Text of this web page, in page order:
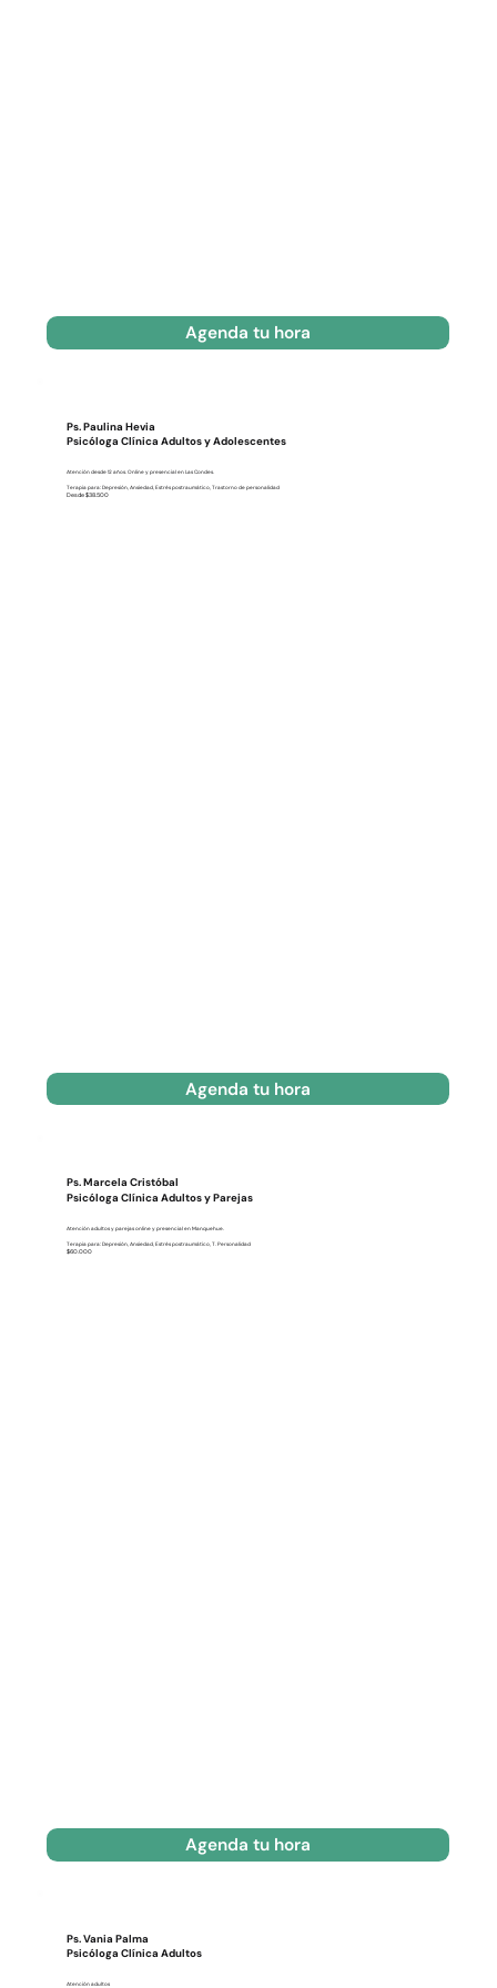
Agenda tu hora
Ps. Paulina Hevia
Psicóloga Clínica Adultos y Adolescentes
Atención desde 12 años. Online y presencial en Las Condes.
Terapia para: Depresión, Ansiedad, Estrés postraumático, Trastorno de personalidad
Desde $38.500
Agenda tu hora
Ps. Marcela Cristóbal
Psicóloga Clínica Adultos y Parejas
Atención adultos y parejas online y presencial en Manquehue.
Terapia para: Depresión, Ansiedad, Estrés postraumático, T. Personalidad
$60.000
Agenda tu hora
Ps. Vania Palma
Psicóloga Clínica Adultos
Atención adultos